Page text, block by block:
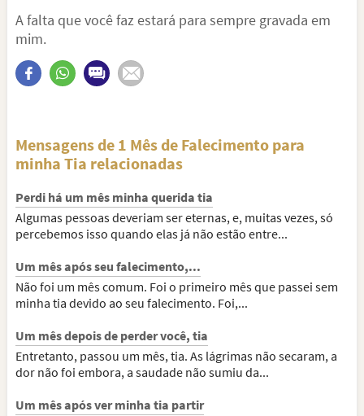
A falta que você faz estará para sempre gravada em
mim.
Mensagens de 1 Mês de Falecimento para
minha Tia relacionadas
Perdi há um mês minha querida tia
Algumas pessoas deveriam ser eternas, e, muitas vezes, só
percebemos isso quando elas já não estão entre...
Um mês após seu falecimento,...
Não foi um mês comum. Foi o primeiro mês que passei sem
minha tia devido ao seu falecimento. Foi,...
Um mês depois de perder você, tia
Entretanto, passou um mês, tia. As lágrimas não secaram, a
dor não foi embora, a saudade não sumiu da...
Um mês após ver minha tia partir